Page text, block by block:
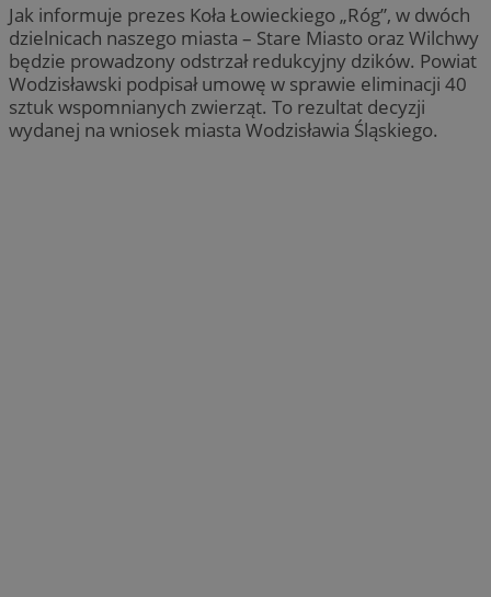
Jak informuje prezes Koła Łowieckiego „Róg”, w dwóch
dzielnicach naszego miasta – Stare Miasto oraz Wilchwy
będzie prowadzony odstrzał redukcyjny dzików. Powiat
Wodzisławski podpisał umowę w sprawie eliminacji 40
sztuk wspomnianych zwierząt. To rezultat decyzji
wydanej na wniosek miasta Wodzisławia Śląskiego.